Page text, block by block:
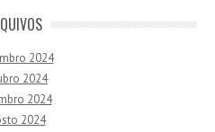
2024
2024
2024
2024